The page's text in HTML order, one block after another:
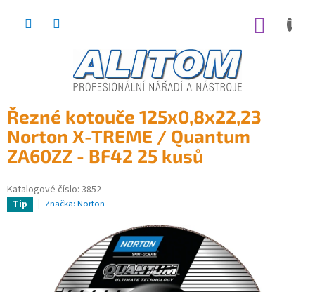
Řezné kotouče 125x0,8x22,23
Norton X-TREME / Quantum
ZA60ZZ - BF42 25 kusů
Katalogové číslo: 3852
Tip Značka: Norton